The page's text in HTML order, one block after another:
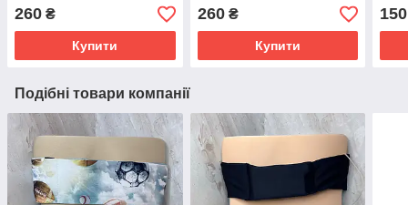
260 ₴
Купити
260₴
Купити
150
Подібні товари компанії